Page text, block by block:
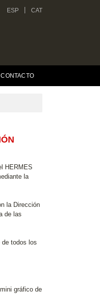
ESP CAT
CONTACTO
HERMES
la
la Dirección
de las
todos los
gráfico de